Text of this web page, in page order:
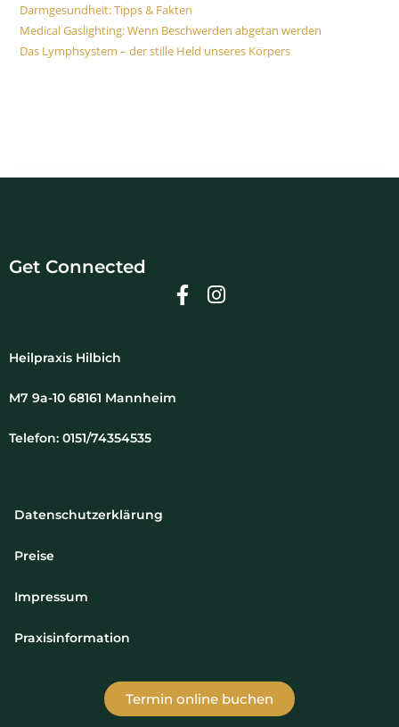
Darmgesundheit: Tipps & Fakten
Medical Gaslighting: Wenn Beschwerden abgetan werden
Das Lymphsystem – der stille Held unseres Körpers
Get Connected
Heilpraxis Hilbich
M7 9a-10 68161 Mannheim
Telefon: 0151/74354535
Datenschutzerklärung
Preise
Impressum
Praxisinformation
Termin online buchen